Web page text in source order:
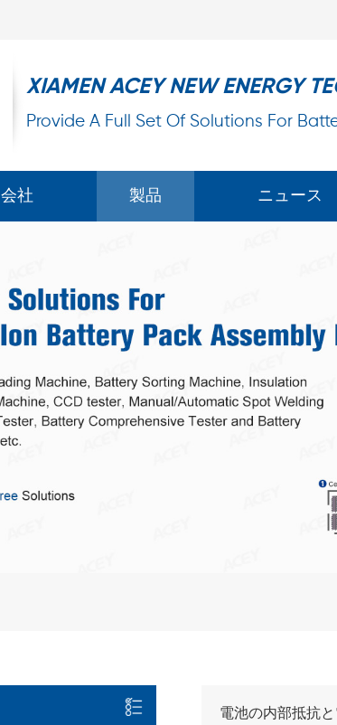
XIAMEN ACEY NEW ENERGY
Provide A Full Set Of Solutions For
会社 製品 ニュース
電池の内部抵抗